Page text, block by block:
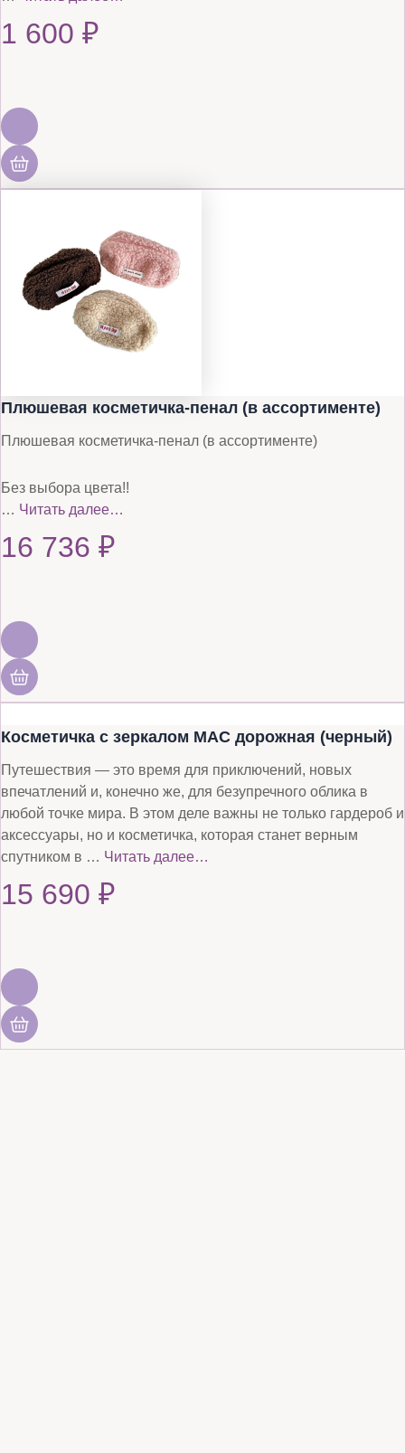
1 600 ₽
Плюшевая косметичка-пенал (в ассортименте)
Плюшевая косметичка-пенал (в ассортименте)
Без выбора цвета!!
… Читать далее…
16 736 ₽
Косметичка с зеркалом MAC дорожная (черный)
Путешествия — это время для приключений, новых
впечатлений и, конечно же, для безупречного облика в
любой точке мира. В этом деле важны не только гардероб и
аксессуары, но и косметичка, которая станет верным
спутником в … Читать далее…
15 690 ₽